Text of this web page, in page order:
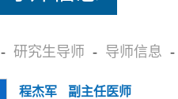
- 研究生导师 - 导师信息 -
程杰军 副主任医师